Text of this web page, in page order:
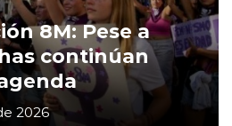
8M: Pese a
continúan
2026